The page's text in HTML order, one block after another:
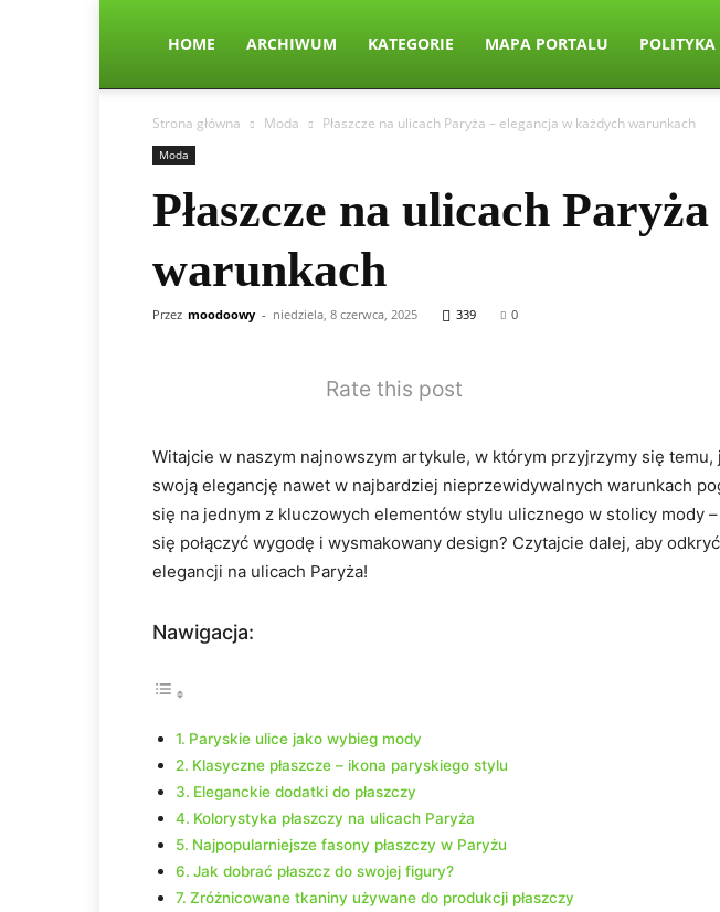
HOME ARCHIWUM KATEGORIE MAPA PORTALU POLITYKA
Strona główna Moda Płaszcze na ulicach Paryża – elegancja w każdych warunkach
Moda
Płaszcze na ulicach
warunkach
Przez moodoowy - niedziela, 8 czerwca, 2025 339 0
Rate this post
Witajcie w naszym​ najnowszym artykule,​ w którym⁣ przyjrzymy się temu,
swoją elegancję ⁣nawet ​w najbardziej nieprzewidywalnych warunkach
⁤się na ⁢jednym ​z kluczowych‍ elementów⁤ stylu ulicznego w stolicy mody⁢ –
się połączyć wygodę i wysmakowany design? ⁣Czytajcie dalej, aby
elegancji na ulicach Paryża!
Nawigacja:
Paryskie ulice jako wybieg‌ mody
Klasyczne płaszcze⁤ – ikona⁤ paryskiego stylu
Eleganckie ‌dodatki do płaszczy
Kolorystyka‌ płaszczy na ulicach Paryża
Najpopularniejsze fasony ‍płaszczy w Paryżu
Jak dobrać ⁤płaszcz do swojej figury?
Zróżnicowane tkaniny używane⁣ do produkcji⁤ płaszczy